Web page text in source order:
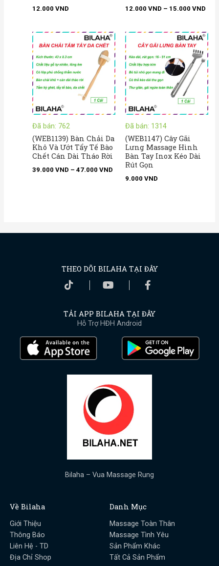
12.000VND 12.000 VND – 15.000 VND
Đã bán: 762
(WEB1139) Bàn Chải Da
Khô Và Ướt Tẩy Tế Bào
Chết Cán Dài Tháo Rời
39.000VND – 47.000VND
Khoảng
giá:
từ
39.000 VND
đến
47.000 VND
Đã bán: 1314
(WEB1147) Cây Gãi
Lưng Massage Hình
Bàn Tay Inox Kéo Dài
Rút Gọn
9.000 VND
THEO DÕI BILAHA TẠI ĐÂY
TẢI APP BILAHA TẠI ĐÂY
Hỗ Trợ HĐH Android
Bilaha – Vua Massage Rung
Về Bilaha
Giới Thiệu
Thông Báo
Liên Hệ - TD
Địa Chỉ Shop
Danh Mục
Massage Toàn Thân
Massage Tình Yêu
Sản Phẩm Khác
Tất Cả Sản Phẩm